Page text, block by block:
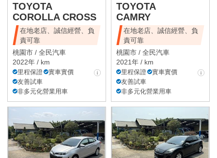
TOYOTA
COROLLA CROSS
在地老店、誠信經營、負
責可靠
桃園市 / 全民汽車
2022年 / km
里程保證
實車實價
友善試車
非多元化營業用車
TOYOTA
CAMRY
在地老店、誠信經營、負
責可靠
桃園市 / 全民汽車
2021年 / km
里程保證
實車實價
友善試車
非多元化營業用車